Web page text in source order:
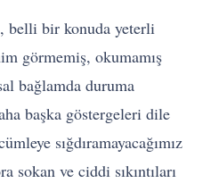
belli bir konuda yeterli
görmemiş, okumamış
bağlamda duruma
başka göstergeleri dile
sığdıramayacağımız
sokan ve ciddi sıkıntıları